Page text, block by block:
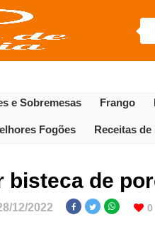
e Sobremesas Frango
Fogões Receitas
bisteca de
12/2022 0